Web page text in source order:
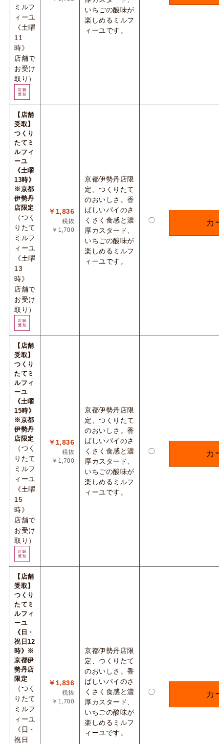
ミルフ
ィーユ
《土曜
11
時》
店舗で
お受け
取り）
いちごの酸味が
楽しめるミルフ
ィーユです。
【店舗
受取】
つくり
たてミ
ルフィ
ーユ
《土曜
13時》
※京都
伊勢丹
店限定
（つく
りたて
ミルフ
ィーユ
《土曜
13
時》
店舗で
お受け
取り）
￥1,836
税抜
￥1,700
京都伊勢丹店限
定、つくりたて
のおいしさ。香
ばしいパイのさ
くさく食感と濃
厚カスタード、
いちごの酸味が
楽しめるミルフ
ィーユです。
〇 カ
【店舗
受取】
つくり
たてミ
ルフィ
ーユ
《土曜
15時》
※京都
伊勢丹
店限定
（つく
りたて
ミルフ
ィーユ
《土曜
15
時》
店舗で
お受け
取り）
￥1,836
税抜
￥1,700
京都伊勢丹店限
定、つくりたて
のおいしさ。香
ばしいパイのさ
くさく食感と濃
厚カスタード、
いちごの酸味が
楽しめるミルフ
ィーユです。
〇 カ
【店舗
受取】
つくり
たてミ
ルフィ
ーユ
《日・
祝日12
時》※
京都伊
勢丹店
限定
（つく
りたて
ミルフ
ィーユ
《日・
祝日
￥1,836
税抜
￥1,700
京都伊勢丹店限
定、つくりたて
のおいしさ。香
ばしいパイのさ
くさく食感と濃
厚カスタード、
いちごの酸味が
楽しめるミルフ
ィーユです。
〇 カ